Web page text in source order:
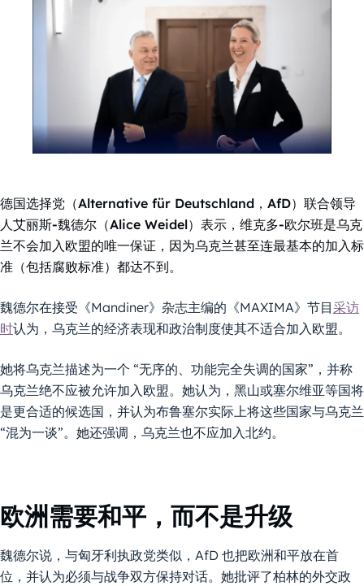
德国选择党（Alternative für Deutschland，AfD）联合领导
人艾丽斯-魏德尔（Alice Weidel）表示，维克多-欧尔班是乌克
兰不会加入欧盟的唯一保证，因为乌克兰甚至连最基本的加入标
准（包括腐败标准）都达不到。
魏德尔在接受《Mandiner》杂志主编的《MAXIMA》节目采访
时认为，乌克兰的经济表现和政治制度使其不适合加入欧盟。
她将乌克兰描述为一个 “无序的、功能完全失调的国家”，并称
乌克兰绝不应被允许加入欧盟。她认为，黑山或塞尔维亚等国将
是更合适的候选国，并认为布鲁塞尔实际上将这些国家与乌克兰
“混为一谈”。她还强调，乌克兰也不应加入北约。
欧洲需要和平，而不是升级
魏德尔说，与匈牙利执政党类似，AfD 也把欧洲和平放在首
位，并认为必须与战争双方保持对话。她批评了柏林的外交政